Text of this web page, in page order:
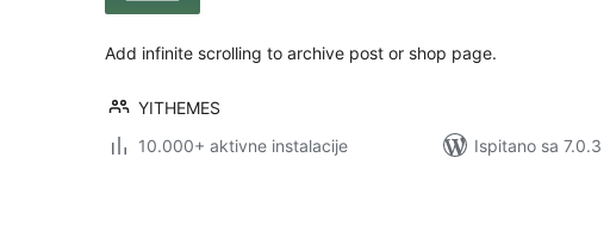
Add infinite scrolling to archive post or shop page.
YITHEMES
10.000+ aktivne instalacije
Ispitano sa 7.0.3